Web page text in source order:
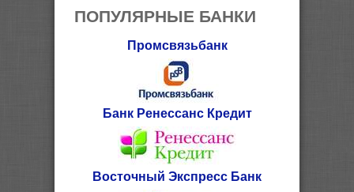
ПОПУЛЯРНЫЕ БАНКИ
Промсвязьбанк
Банк Ренессанс Кредит
Восточный Экспресс Банк